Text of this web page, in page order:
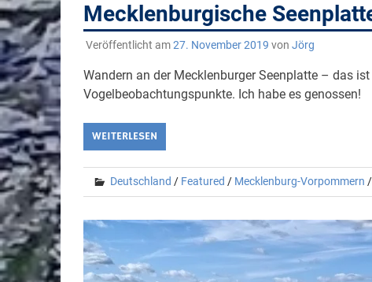
Mecklenburgische
Veröffentlicht am27. November 2019 von Jörg
Wandern an der Mecklenburger Seenplatte – das
Vogelbeobachtungspunkte. Ich habe es genossen!
WEITERLESEN
Deutschland / Featured / Mecklenburg-Vorpommern /